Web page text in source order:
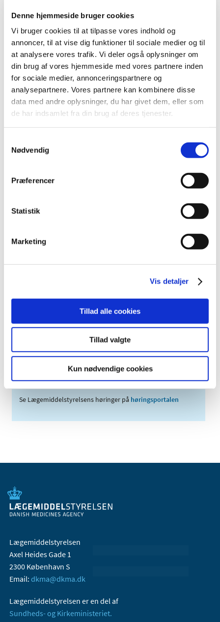
Denne hjemmeside bruger cookies
Vi bruger cookies til at tilpasse vores indhold og
annoncer, til at vise dig funktioner til sociale medier og til
at analysere vores trafik. Vi deler også oplysninger om
din brug af vores hjemmeside med vores partnere inden
for sociale medier, annonceringspartnere og
analysepartnere. Vores partnere kan kombinere disse
data med andre oplysninger, du har givet dem, eller som
de har indsamlet fra din brug af deres tjenester.
Nødvendig
Præferencer
Statistik
Marketing
Vis detaljer
Tillad alle cookies
Tillad valgte
Kun nødvendige cookies
2016 (167)
2015 (33)
2014 (44)
2013 (49)
2012 (44)
2011 (13)
2010 (7)
2009 (14)
2008 (8)
november (2)
september (1)
2005 (2)
(med søgefunktion)
Høringer på Høringsportalen
Se Lægemiddelstyrelsens høringer på høringsportalen
Lægemiddelstyrelsen
Axel Heides Gade 1
2300 København S
Email: dkma@dkma.dk
Lægemiddelstyrelsen er en del af
Sundheds- og Kirkeministeriet.